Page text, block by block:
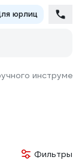
юрлиц
Фильтры